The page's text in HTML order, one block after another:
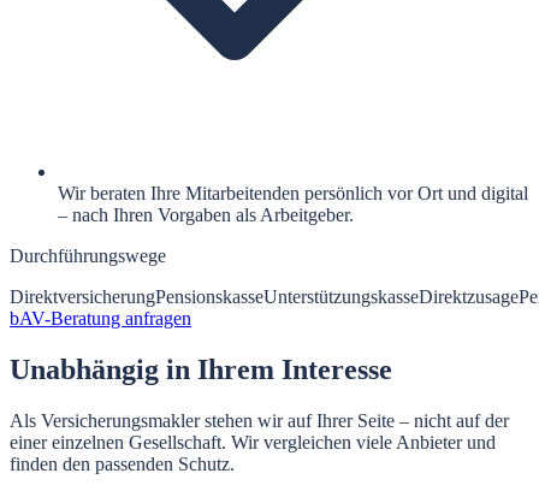
Wir beraten Ihre Mitarbeitenden persönlich vor Ort und digital
– nach Ihren Vorgaben als Arbeitgeber.
Durchführungswege
DirektversicherungPensionskasseUnterstützungskasseDirektzusage
bAV-Beratung anfragen
Unabhängig in Ihrem Interesse
Als Versicherungsmakler stehen wir auf Ihrer Seite – nicht auf der
einer einzelnen Gesellschaft. Wir vergleichen viele Anbieter und
finden den passenden Schutz.